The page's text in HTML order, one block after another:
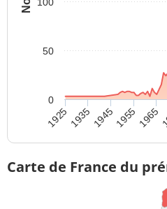
1925 1935 19451955 1965
0
50
Carte de France du